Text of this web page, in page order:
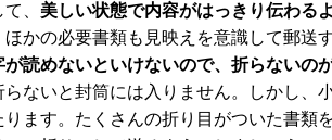
、 美しい状態で内容がはっきり伝わる
かの必要書類も見映えを意識して郵送
が読めないといけないので、折らないの
らないと封筒には入りません。しかし、
ます。たくさんの折り目がついた書類